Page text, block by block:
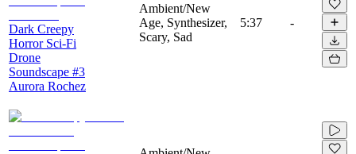
Dark Creepy
Horror Sci-Fi
Drone
Soundscape #3
Aurora Rochez
Ambient/New
Age, Synthesizer,
Scary, Sad
5:37 -